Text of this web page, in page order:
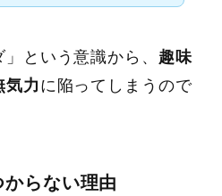
という意識から、 趣味
気力に陥ってしまうので
らない理由